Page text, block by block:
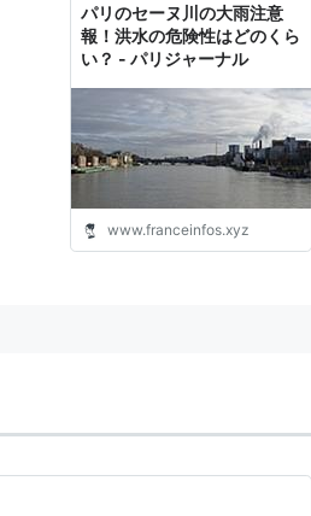
パリのセーヌ川の大雨注意
報！洪水の危険性はどのくら
い？ - パリジャーナル
www.franceinfos.xyz